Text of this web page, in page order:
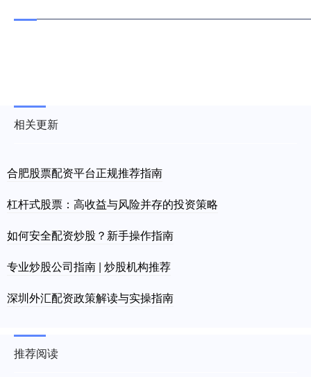
相关更新
合肥股票配资平台正规推荐指南
杠杆式股票：高收益与风险并存的投资策略
如何安全配资炒股？新手操作指南
专业炒股公司指南 | 炒股机构推荐
深圳外汇配资政策解读与实操指南
推荐阅读